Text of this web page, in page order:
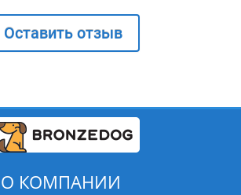
Оставить отзыв
О КОМПАНИИ